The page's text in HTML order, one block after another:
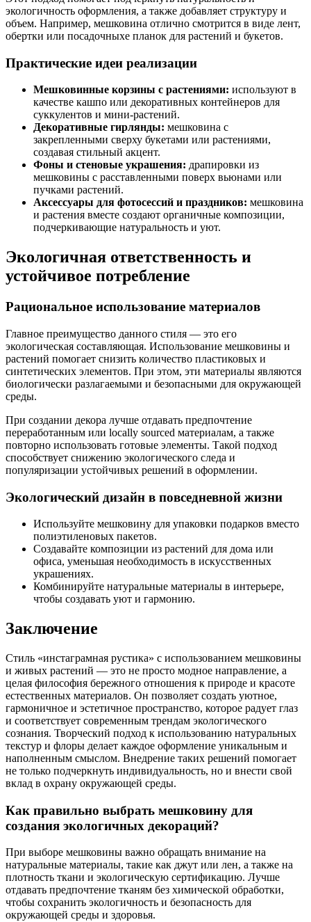
экологичность оформления, а также добавляет структуру и
объем. Например, мешковина отлично смотрится в виде лент,
обертки или посадочныхе планок для растений и букетов.
Практические идеи реализации
Мешковинные корзины с растениями: используют в
качестве кашпо или декоративных контейнеров для
суккулентов и мини-растений.
Декоративные гирлянды: мешковина с
закрепленными сверху букетами или растениями,
создавая стильный акцент.
Фоны и стеновые украшения: драпировки из
мешковины с расставленными поверх вьюнами или
пучками растений.
Аксессуары для фотосессий и праздников: мешковина
и растения вместе создают органичные композиции,
подчеркивающие натуральность и уют.
Экологичная ответственность и
устойчивое потребление
Рациональное использование материалов
Главное преимущество данного стиля — это его
экологическая составляющая. Использование мешковины и
растений помогает снизить количество пластиковых и
синтетических элементов. При этом, эти материалы являются
биологически разлагаемыми и безопасными для окружающей
среды.
При создании декора лучше отдавать предпочтение
переработанным или locally sourced материалам, а также
повторно использовать готовые элементы. Такой подход
способствует снижению экологического следа и
популяризации устойчивых решений в оформлении.
Экологический дизайн в повседневной жизни
Используйте мешковину для упаковки подарков вместо
полиэтиленовых пакетов.
Создавайте композиции из растений для дома или
офиса, уменьшая необходимость в искусственных
украшениях.
Комбинируйте натуральные материалы в интерьере,
чтобы создавать уют и гармонию.
Заключение
Стиль «инстаграмная рустика» с использованием мешковины
и живых растений — это не просто модное направление, а
целая философия бережного отношения к природе и красоте
естественных материалов. Он позволяет создать уютное,
гармоничное и эстетичное пространство, которое радует глаз
и соответствует современным трендам экологического
сознания. Творческий подход к использованию натуральных
текстур и флоры делает каждое оформление уникальным и
наполненным смыслом. Внедрение таких решений помогает
не только подчеркнуть индивидуальность, но и внести свой
вклад в охрану окружающей среды.
Как правильно выбрать мешковину для
создания экологичных декораций?
При выборе мешковины важно обращать внимание на
натуральные материалы, такие как джут или лен, а также на
плотность ткани и экологическую сертификацию. Лучше
отдавать предпочтение тканям без химической обработки,
чтобы сохранить экологичность и безопасность для
окружающей среды и здоровья.